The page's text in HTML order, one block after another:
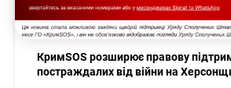
КримSOS розширює правову
постраждалих від війни на